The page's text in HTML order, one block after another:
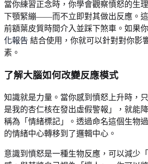
當你練習正念時，你學會觀察憤怒的生
下顎緊繃——而不立即對其做出反應。
前額葉皮質時間介入並踩下煞車。如果
化報告 結合使用，你就可以針對對你影
素。
了解大腦如何改變反應模式
知識就是力量。當你感到憤怒上升時，
是我的杏仁核在發出虛假警報」，就能
稱為「情緒標記」。透過命名這個生物
的情緒中心轉移到了邏輯中心。
意識到憤怒是一種生物反應，可以減少